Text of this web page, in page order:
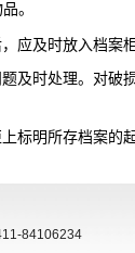
。
应及时放入档案
及时处理。对破
标明所存档案的
84106234